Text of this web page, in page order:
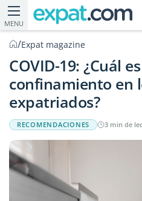
MENU
/Expat magazine
COVID-19: ¿Cuál
confinamiento en
expatriados?
RECOMENDACIONES 3 min de